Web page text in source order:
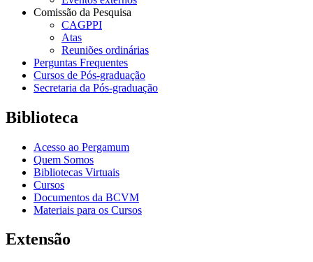
Comissão da Pesquisa
CAGPPI
Atas
Reuniões ordinárias
Perguntas Frequentes
Cursos de Pós-graduação
Secretaria da Pós-graduação
Biblioteca
Acesso ao Pergamum
Quem Somos
Bibliotecas Virtuais
Cursos
Documentos da BCVM
Materiais para os Cursos
Extensão